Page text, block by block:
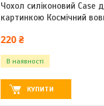
Чохол силіконовий Case
картинкою Космічний
220 ₴
В наявності
КУПИТИ